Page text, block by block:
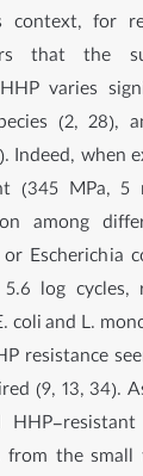
context, for
that the
varies
(2, 28),
Indeed, when
(345 MPa, 5
among
Escherichia
log cycles,
coli and L.
resistance
(9, 13, 34).
HHP-
from the